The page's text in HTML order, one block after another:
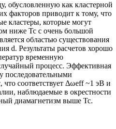
обусловленную как кластерной
факторов приводит к тому, что
кластеры, которые могут
ниже Tc с очень большой
областью существования
d. Результаты расчетов хорошо
временную
процесс. Эффективная
последовательными
соответствует Δωeff ~1 эВ и
наблюдаемые в окрестности
диамагнетизм выше Tc.